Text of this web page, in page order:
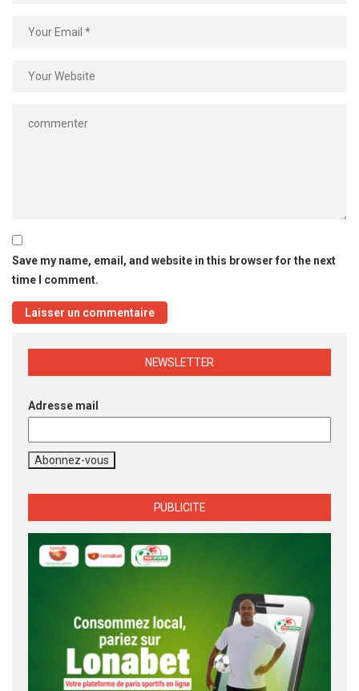
Save my name, email, and website in this browser for the next
time I comment.
NEWSLETTER
Adresse mail
PUBLICITE